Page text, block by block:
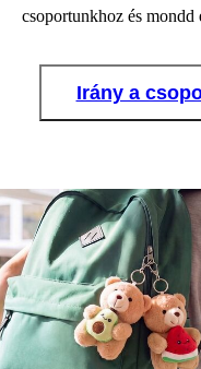
csoportunkhoz és mondd
Irány a